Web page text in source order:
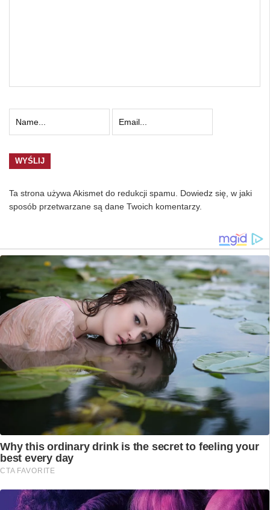
Ta strona używa Akismet do redukcji spamu. Dowiedz się, w jaki
sposób przetwarzane są dane Twoich komentarzy.